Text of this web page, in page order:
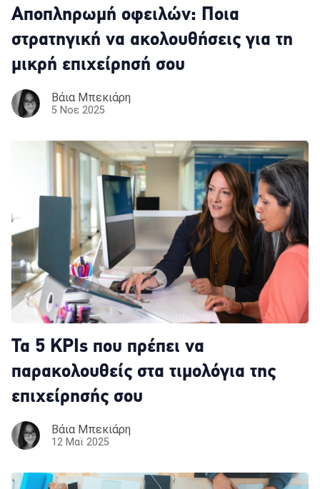
Αποπληρωμή οφειλών: Ποια
στρατηγική να ακολουθήσεις για τη
μικρή επιχείρησή σου
Βάια Μπεκιάρη
5 Νοε 2025
Τα 5 KPIs που πρέπει να
παρακολουθείς στα τιμολόγια της
επιχείρησής σου
Βάια Μπεκιάρη
12 Μαϊ 2025